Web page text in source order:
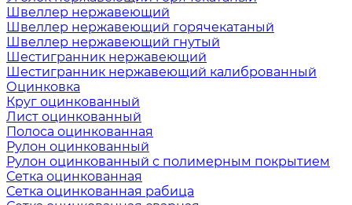
Швеллер нержавеющий
Швеллер нержавеющий горячекатаный
Швеллер нержавеющий гнутый
Шестигранник нержавеющий
Шестигранник нержавеющий калиброванный
Оцинковка
Круг оцинкованный
Лист оцинкованный
Полоса оцинкованная
Рулон оцинкованный
Рулон оцинкованный с полимерным покрытием
Сетка оцинкованная
Сетка оцинкованная рабица